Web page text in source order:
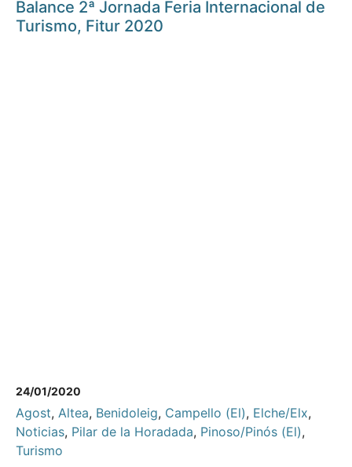
Balance 2ª Jornada Feria Internacional de
Turismo, Fitur 2020
24/01/2020
Agost, Altea, Benidoleig, Campello (El), Elche/Elx,
Noticias, Pilar de la Horadada, Pinoso/Pinós (El),
Turismo